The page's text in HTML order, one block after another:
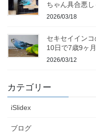
ちゃん具合悪し
2026/03/18
セキセイイン
10日で7歳9ヶ
2026/03/12
カテゴリー
iSlidex
ブログ